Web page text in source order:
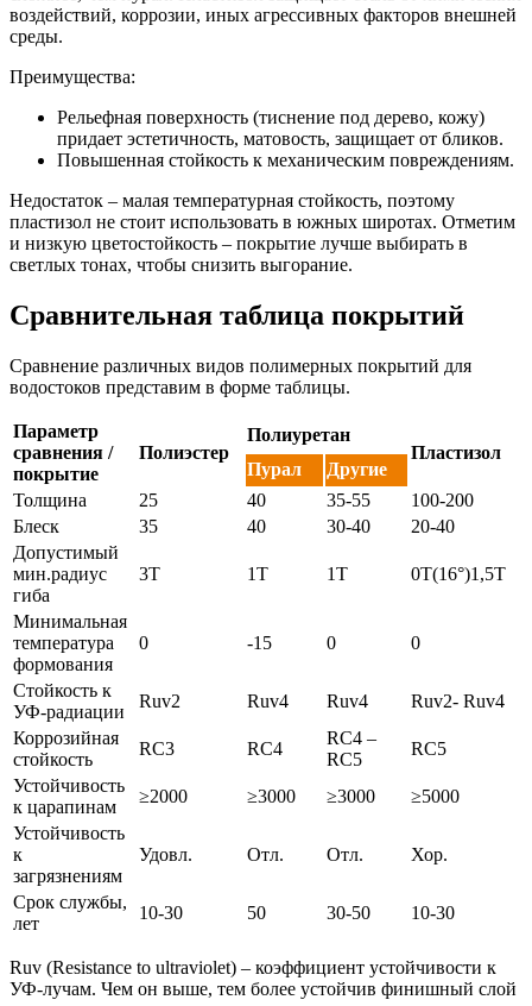
воздействий, коррозии, иных агрессивных факторов внешней
среды.
Преимущества:
Рельефная поверхность (тиснение под дерево, кожу)
придает эстетичность, матовость, защищает от бликов.
Повышенная стойкость к механическим повреждениям.
Недостаток – малая температурная стойкость, поэтому
пластизол не стоит использовать в южных широтах. Отметим
и низкую цветостойкость – покрытие лучше выбирать в
светлых тонах, чтобы снизить выгорание.
Сравнительная таблица покрытий
Сравнение различных видов полимерных покрытий для
водостоков представим в форме таблицы.
Параметр
сравнения /
покрытие
Полиэстер
Полиуретан
Пластизол
Пурал
Другие
Толщина
25 40 35-55
100-200
Блеск
35 40 30-40
20-40
Допустимый
мин.радиус
гиба
3Т 1Т 1Т 0Т(16°)1,5Т
Минимальная
температура
формования
0 -15 0 0
Стойкость к
УФ-радиации
Ruv2 Ruv4 Ruv4
Ruv2- Ruv4
Коррозийная
стойкость
RC3 RC4
RC4 –
RC5
RC5
Устойчивость
к царапинам
≥2000 ≥3000 ≥3000
≥5000
Устойчивость
к
загрязнениям
Удовл. Отл. Отл. Хор.
Срок службы,
лет
10-30 50 30-50 10-30
Ruv (Resistance to ultraviolet) – коэффициент устойчивости к
УФ-лучам. Чем он выше, тем более устойчив финишный слой